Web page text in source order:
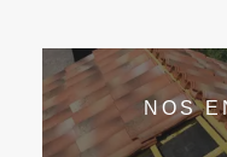
NOS